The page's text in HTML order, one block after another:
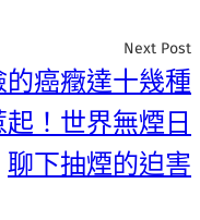
Next Post
癌癥達十幾種
！世界無煙日
聊下抽煙的迫害